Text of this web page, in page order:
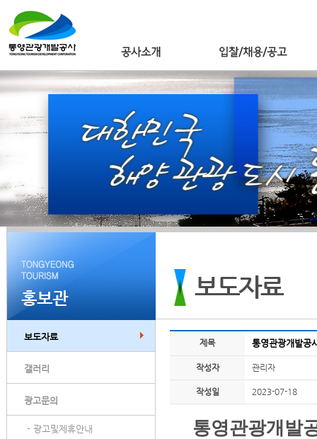
보도자료
갤러리
광고문의
- 광고및제휴안내
제목 통영관광개발공
작성자 관리자
작성일 2023-07-18
통영관광개발